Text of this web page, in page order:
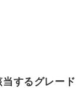
するグレード